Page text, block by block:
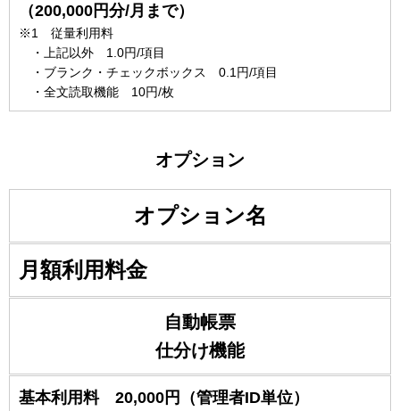
（200,000円分/月まで）
※1 従量利用料
・上記以外 1.0円/項目
・ブランク・チェックボックス 0.1円/項目
・全文読取機能 10円/枚
オプション
オプション名
月額利用料金
自動帳票
仕分け機能
基本利用料 20,000円 （管理者ID単位）